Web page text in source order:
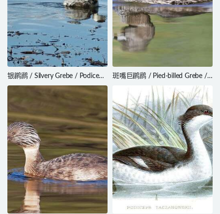
银䴙䴘 / Silvery Grebe / Podiceps
occipitalis
斑嘴巨䴙䴘 / Pied-billed Grebe /
Podilymbus podiceps